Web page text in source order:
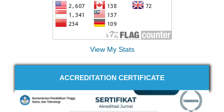
View My Stats
ACCREDITATION CERTIFICATE